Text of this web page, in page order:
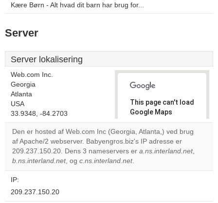
Kære Børn - Alt hvad dit barn har brug for...
Server
Server lokalisering
Web.com Inc.
Georgia
Atlanta
USA
33.9348, -84.2703
This page can't load
Google Maps
correctly.
Do you
own this
OK
Den er hosted af Web.com Inc (Georgia, Atlanta,) ved brug
af Apache/2 webserver. Babyengros.biz's IP adresse er
209.237.150.20. Dens 3 nameservers er a.ns.interland.net,
b.ns.interland.net, og c.ns.interland.net.
IP:
209.237.150.20